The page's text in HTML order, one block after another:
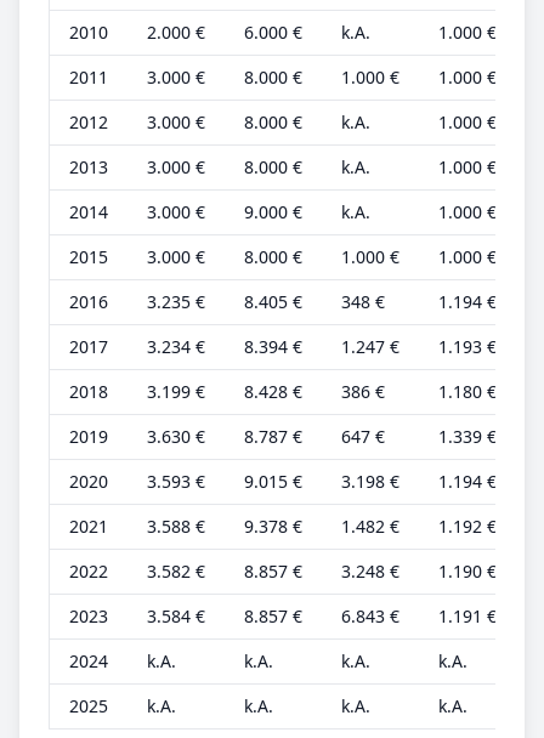
2010
2.000 € 6.000 € k.A. 1.000 €
2011
3.000 € 8.000 € 1.000 € 1.000 €
2012
3.000 € 8.000 € k.A. 1.000 €
2013
3.000 € 8.000 € k.A. 1.000 €
2014
3.000 € 9.000 € k.A. 1.000 €
2015
3.000 € 8.000 € 1.000 € 1.000 €
2016
3.235 € 8.405 € 348 € 1.194 €
2017
3.234 € 8.394 € 1.247 € 1.193 €
2018
3.199 € 8.428 € 386 € 1.180 €
2019
3.630 € 8.787 € 647 € 1.339 €
2020
3.593 € 9.015 € 3.198 € 1.194 €
2021
3.588 € 9.378 € 1.482 € 1.192 €
2022
3.582 € 8.857 € 3.248 € 1.190 €
2023
3.584 € 8.857 € 6.843 € 1.191 €
2024
k.A. k.A. k.A. k.A.
2025
k.A. k.A. k.A. k.A.